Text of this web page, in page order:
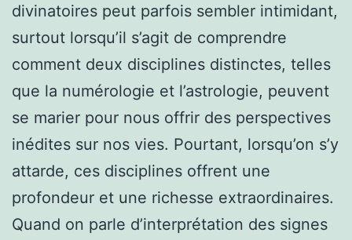
divinatoires peut parfois sembler intimidant,
surtout lorsqu’il s’agit de comprendre
comment deux disciplines distinctes, telles
que la numérologie et l’astrologie, peuvent
se marier pour nous offrir des perspectives
inédites sur nos vies. Pourtant, lorsqu’on s’y
attarde, ces disciplines offrent une
profondeur et une richesse extraordinaires.
Quand on parle d’interprétation des signes